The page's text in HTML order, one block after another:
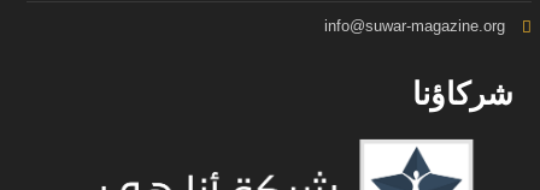
info@suwar-magazine.org
شركاؤنا